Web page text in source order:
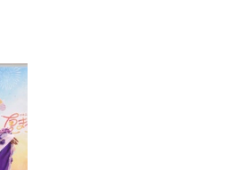
2026.8.4
夏休みスペシャルオープンキャン
パス「マロニエ de 夏まつり」開
催